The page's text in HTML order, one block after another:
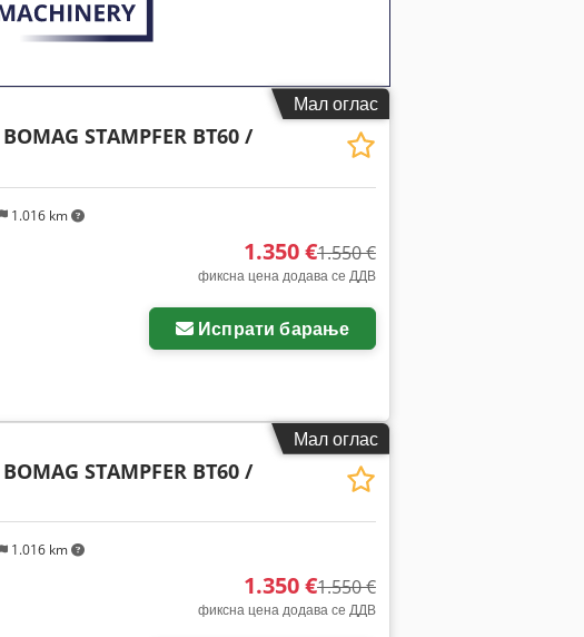
Мал оглас
1.016 km
BOMAG STAMPFER BT60 /
1.350 €1.550 €
фиксна цена додава се ДДВ
Испрати барање
Мал оглас
1.016 km
BOMAG STAMPFER BT60 /
1.350 €1.550 €
фиксна цена додава се ДДВ